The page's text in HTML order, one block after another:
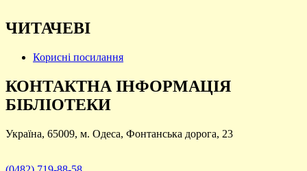
ЧИТАЧЕВІ
Корисні посилання
КОНТАКТНА ІНФОРМАЦІЯ
БІБЛІОТЕКИ
Україна, 65009, м. Одеса, Фонтанська дорога, 23